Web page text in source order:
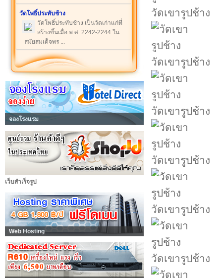
วัดโพธิ์ประทับช้าง
วัดโพธิ์ประทับช้าง เป็นวัดเก่าแก่ที่
สร้างขึ้นเมื่อ พ.ศ. 2242-2244 ใน
สมัยสมเด็จพร ...
จองโรงแรม
เว็บสำเร็จรูป
Web Hosting
วัดเขารูปช้าง
วัดเขารูปช้าง
วัดเขารูปช้าง
วัดเขารูปช้าง
วัดเขารูปช้าง
วัดเขารูปช้าง